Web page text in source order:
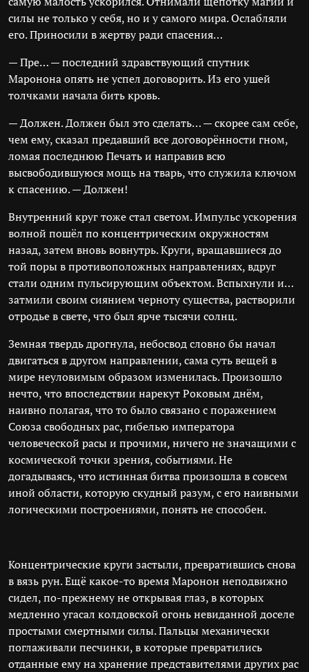
силы не только у себя, но и у самого мира. Ослабляли
его. Приносили в жертву ради спасения…
— Пре… — последний здравствующий спутник
Маронона опять не успел договорить. Из его ушей
толчками начала бить кровь.
— Должен. Должен был это сделать… — скорее сам себе,
чем ему, сказал предавший все договорённости гном,
ломая последнюю Печать и направив всю
высвободившуюся мощь на тварь, что служила ключом
к спасению. — Должен!
Внутренний круг тоже стал светом. Импульс ускорения
волной пошёл по концентрическим окружностям
назад, затем вновь вовнутрь. Круги, вращавшиеся до
той поры в противоположных направлениях, вдруг
стали одним пульсирующим объектом. Вспыхнули и…
затмили своим сиянием черноту существа, растворили
отродье в свете, что был ярче тысячи солнц.
Земная твердь дрогнула, небосвод словно бы начал
двигаться в другом направлении, сама суть вещей в
мире неуловимым образом изменилась. Произошло
нечто, что впоследствии нарекут Роковым днём,
наивно полагая, что то было связано с поражением
Союза свободных рас, гибелью императора
человеческой расы и прочими, ничего не значащими с
космической точки зрения, событиями. Не
догадываясь, что истинная битва произошла в совсем
иной области, которую скудный разум, с его наивными
логическими построениями, понять не способен.
Концентрические круги застыли, превратившись снова
в вязь рун. Ещё какое-то время Маронон неподвижно
сидел, по-прежнему не открывая глаз, в которых
медленно угасал колдовской огонь невиданной доселе
простыми смертными силы. Пальцы механически
поглаживали песчинки, в которые превратились
отданные ему на хранение представителями других рас